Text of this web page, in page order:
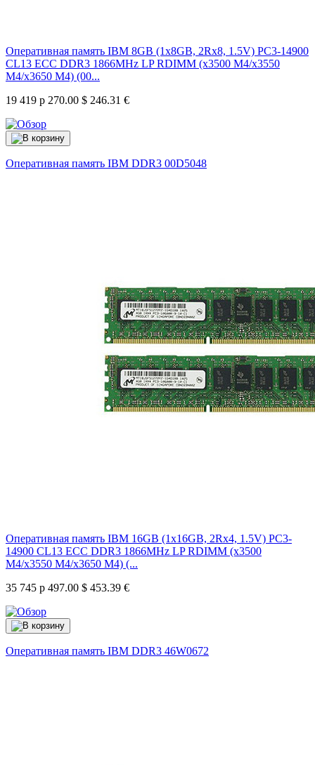
Оперативная память IBM 8GB (1x8GB, 2Rx8, 1.5V) PC3-14900
CL13 ECC DDR3 1866MHz LP RDIMM (x3500 M4/x3550
M4/x3650 M4) (00...
19 419 р 270.00 $ 246.31 €
Оперативная память IBM DDR3 00D5048
Оперативная память IBM 16GB (1x16GB, 2Rx4, 1.5V) PC3-
14900 CL13 ECC DDR3 1866MHz LP RDIMM (x3500
M4/x3550 M4/x3650 M4) (...
35 745 р 497.00 $ 453.39 €
Оперативная память IBM DDR3 46W0672